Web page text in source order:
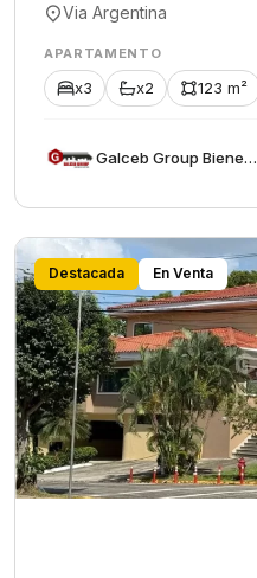
Via Argentina
APARTAMENTO
x3 x2 123 m²
Galceb Group Bienes Raices
Destacada En Venta